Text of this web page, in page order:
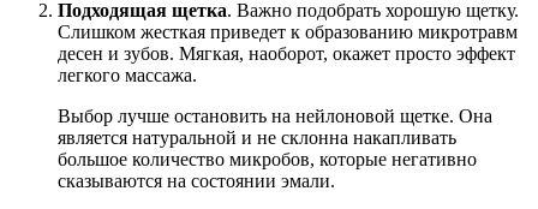
Подходящая щетка. Важно подобрать хорошую щетку.
Слишком жесткая приведет к образованию микротравм
десен и зубов. Мягкая, наоборот, окажет просто эффект
легкого массажа.
Выбор лучше остановить на нейлоновой щетке. Она
является натуральной и не склонна накапливать
большое количество микробов, которые негативно
сказываются на состоянии эмали.